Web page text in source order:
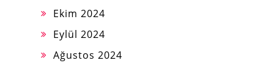
Ekim 2024
Eylül 2024
Ağustos 2024